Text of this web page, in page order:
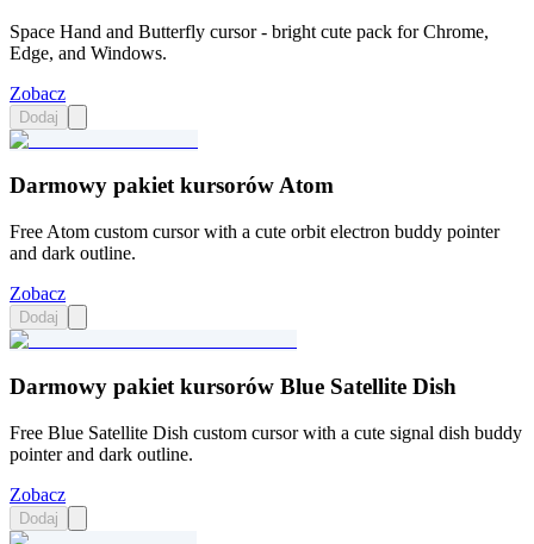
Space Hand and Butterfly cursor - bright cute pack for Chrome,
Edge, and Windows.
Zobacz
Dodaj
Darmowy pakiet kursorów Atom
Free Atom custom cursor with a cute orbit electron buddy pointer
and dark outline.
Zobacz
Dodaj
Darmowy pakiet kursorów Blue Satellite Dish
Free Blue Satellite Dish custom cursor with a cute signal dish buddy
pointer and dark outline.
Zobacz
Dodaj